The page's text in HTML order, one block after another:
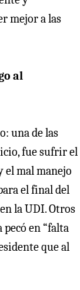
mejor a las
al
una de las
fue sufrir el
el mal manejo
el final del
la UDI. Otros
en “falta
que al